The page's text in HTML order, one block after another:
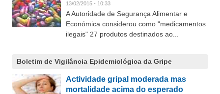
13/02/2015 - 10:33
A Autoridade de Segurança Alimentar e
Económica considerou como "medicamentos
ilegais" 27 produtos destinados ao...
Boletim de Vigilância Epidemiológica da Gripe
Actividade gripal moderada mas
mortalidade acima do esperado